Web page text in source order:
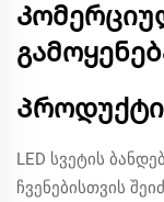
LED სვეტის
ჩვენებისთვის